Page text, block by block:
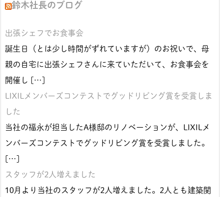
鈴木社長のブログ
出張シェフでお食事会
誕生日（とは少し時間がずれていますが）のお祝いで、母
親の自宅に出張シェフさんに来ていただいて、お食事会を
開催し […]
LIXILメンバーズコンテストでグッドリビング賞を受賞しま
した
当社の福永が担当したA様邸のリノベーションが、LIXILメ
ンバーズコンテストでグッドリビング賞を受賞しました。
[…]
スタッフが2人増えました
10月より当社のスタッフが2人増えました。2人とも建築関